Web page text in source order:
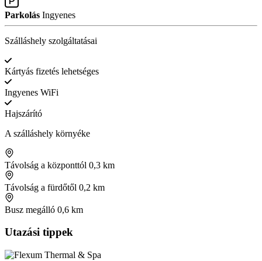
Parkolás Ingyenes
Szálláshely szolgáltatásai
Kártyás fizetés lehetséges
Ingyenes WiFi
Hajszárító
A szálláshely környéke
Távolság a központtól 0,3 km
Távolság a fürdőtől 0,2 km
Busz megálló 0,6 km
Utazási tippek